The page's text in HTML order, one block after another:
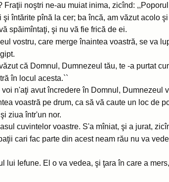
Fraţii noştri ne-au muiat inima, zicînd:
şi întărite pînă la cer; ba încă, am văzut acolo
spăimîntaţi, şi nu vă fie frică de ei.
vostru, care merge înaintea voastră, se va
că Domnul, Dumnezeul tău, te -a purtat
în locul acesta.``
n'aţi avut încredere în Domnul, Dumnezeul
voastră pe drum, ca să vă caute un loc de
ziua într'un nor.
cuvintelor voastre. S'a mîniat, şi a jurat,
cari fac parte din acest neam rău nu va
lui Iefune. El o va vedea, şi ţara în care a